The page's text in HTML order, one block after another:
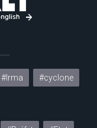
#Irma #cyclone